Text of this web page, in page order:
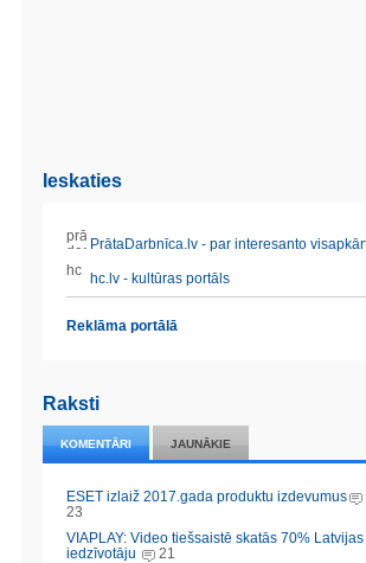
Ieskaties
PrātaDarbnīca.lv - par interesanto
hc.lv - kultūras portāls
Reklāma portālā
Raksti
KOMENTĀRI JAUNĀKIE
ESET izlaiž 2017.gada produktu izdevumus
23
VIAPLAY: Video tiešsaistē skatās 70% Latvijas
iedzīvotāju
21